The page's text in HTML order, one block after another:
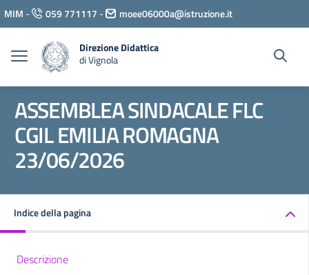
Vai ai contenuti
Vai al menu di navigazione
Vai al footer
MIM - 059 771117 - moee06000a@istruzione.it
Direzione Didattica
di Vignola
ASSEMBLEA SINDACALE FLC
CGIL EMILIA ROMAGNA
23/06/2026
Indice della pagina
Descrizione